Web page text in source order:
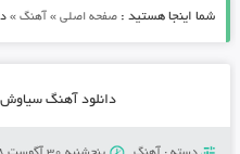
شما اینجا هستید : صفحه اصلی» آهنگ»
دانلود آهنگ سیاوش